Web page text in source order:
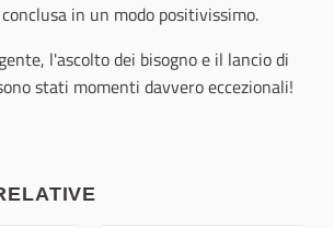
in un modo positivissimo.
l'ascolto dei bisogno e il lancio di
stati momenti davvero eccezionali!